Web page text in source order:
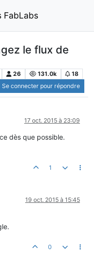
FabLabs
le flux de
26 131.0k
18
Se connecter pour répondre
17 oct. 2015 à 23:09
dès que possible.
1
19 oct. 2015 à 15:45
0